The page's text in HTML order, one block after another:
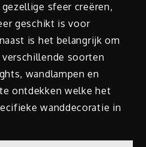
sfeer creëren,
geschikt is voor
is het belangrijk om
soorten
wandlampen en
ontdekken welke het
wanddecoratie in